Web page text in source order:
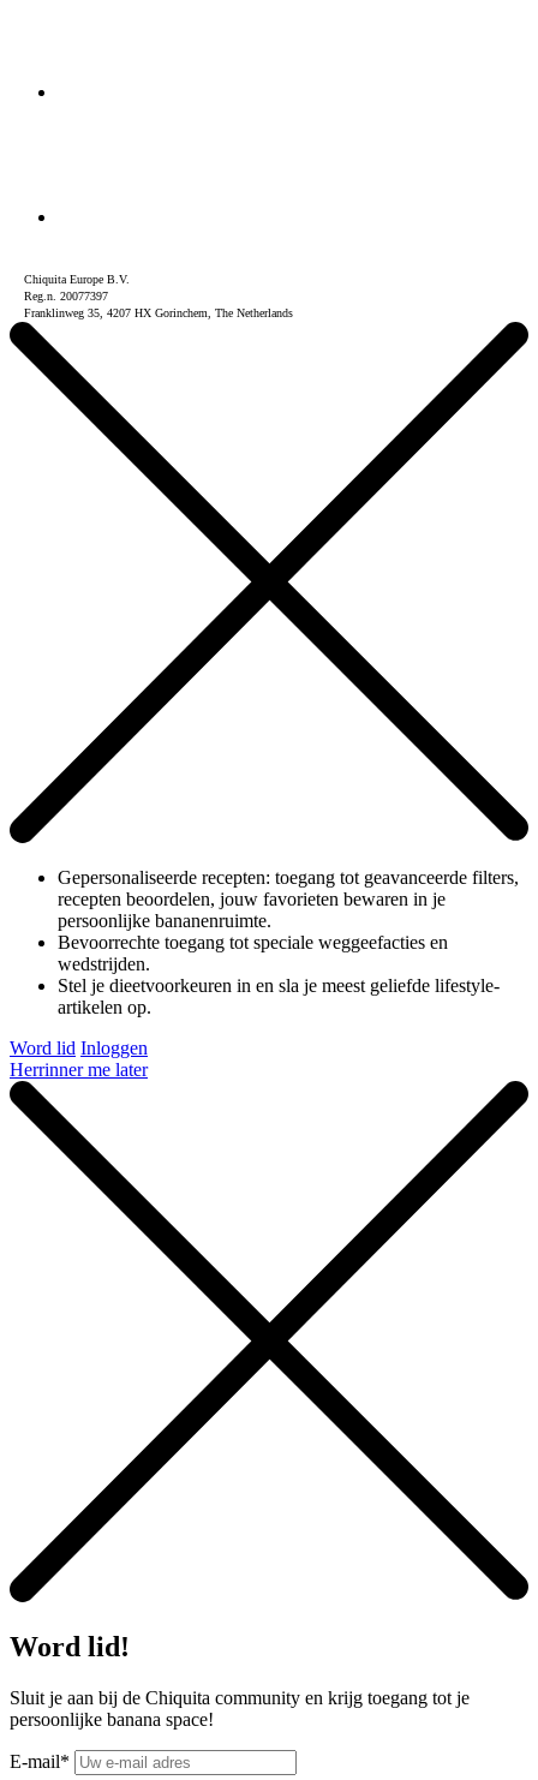
Chiquita Europe B.V.
Reg.n. 20077397
Franklinweg 35, 4207 HX Gorinchem, The Netherlands
Gepersonaliseerde recepten: toegang tot geavanceerde filters,
recepten beoordelen, jouw favorieten bewaren in je
persoonlijke bananenruimte.
Bevoorrechte toegang tot speciale weggeefacties en
wedstrijden.
Stel je dieetvoorkeuren in en sla je meest geliefde lifestyle-
artikelen op.
Word lid Inloggen
Herrinner me later
Word lid!
Sluit je aan bij de Chiquita community en krijg toegang tot je
persoonlijke banana space!
E-mail*